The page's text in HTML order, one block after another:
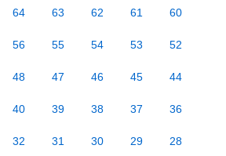
64 63 62 61 60
56 55 54 53 52
48 47 46 45 44
40 39 38 37 36
32 31 30 29 28